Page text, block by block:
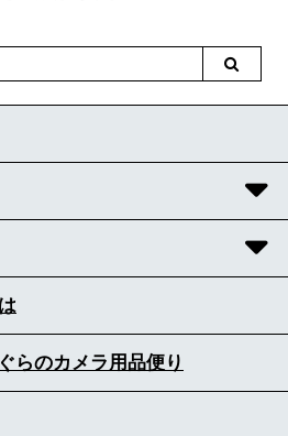
らのカメラ用品便り